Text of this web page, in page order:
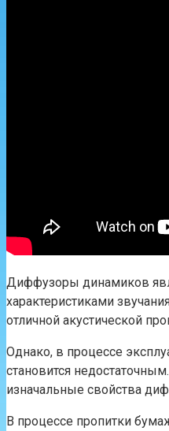
Диффузоры динамиков
характеристиками
отличной акустической
Однако, в процессе
становится
изначальные свойства
В процессе пропитки